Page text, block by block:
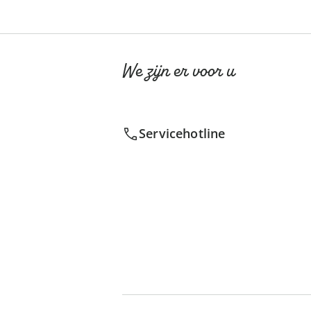
We zijn er voor u
Servicehotline